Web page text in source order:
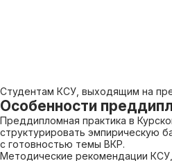
Студентам КСУ, выходящим на
Особенности
Преддипломная практика в
структурировать эмпирическую
с готовностью темы ВКР.
Методические рекомендации КСУ,